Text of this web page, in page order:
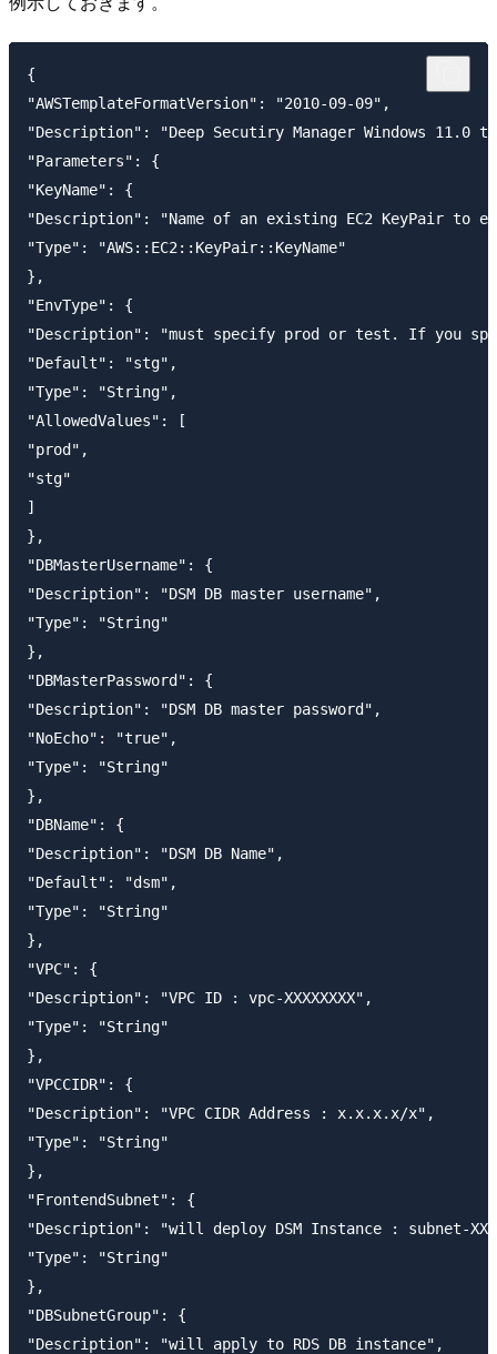
{
"AWSTemplateFormatVersion": "2010-09-09",
"Description": "Deep Secutiry Manager Windows 11.0
"Parameters": {
"KeyName": {
"Description": "Name of an existing EC2 KeyPair to
"Type": "AWS::EC2::KeyPair::KeyName"
},
"EnvType": {
"Description": "must specify prod or test. If you
"Default": "stg",
"Type": "String",
"AllowedValues": [
"prod",
"stg"
]
},
"DBMasterUsername": {
"Description": "DSM DB master username",
"Type": "String"
},
"DBMasterPassword": {
"Description": "DSM DB master password",
"NoEcho": "true",
"Type": "String"
},
"DBName": {
"Description": "DSM DB Name",
"Default": "dsm",
"Type": "String"
},
"VPC": {
"Description": "VPC ID : vpc-XXXXXXXX",
"Type": "String"
},
"VPCCIDR": {
"Description": "VPC CIDR Address : x.x.x.x/x",
"Type": "String"
},
"FrontendSubnet": {
"Description": "will deploy DSM Instance : subnet-
"Type": "String"
},
"DBSubnetGroup": {
"Description": "will apply to RDS DB instance",